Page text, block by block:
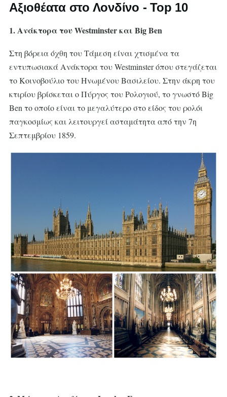
Αξιοθέατα στο Λονδίνο - Top 10
1. Ανάκτορα του Westminster και Big Ben
Στη βόρεια όχθη του Τάμεση είναι χτισμένα τα
εντυπωσιακά Ανάκτορα του Westminster όπου στεγάζεται
το Κοινοβούλιο του Ηνωμένου Βασιλείου. Στην άκρη του
κτιρίου βρίσκεται ο Πύργος του Ρολογιού, το γνωστό Big
Ben το οποίο είναι το μεγαλύτερο στο είδος του ρολόι
παγκοσμίως και λειτουργεί ασταμάτητα από την 7η
Σεπτεμβρίου 1859.